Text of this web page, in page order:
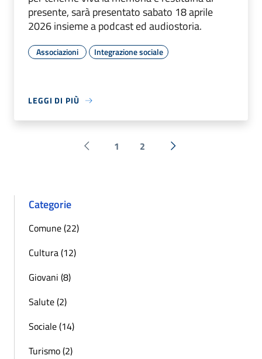
presente, sarà presentato sabato 18 aprile
2026 insieme a podcast ed audiostoria.
Associazioni Integrazione sociale
LEGGI DI PIÙ
Pagina precedente
1 2 Successiva »
Categorie
Comune (22)
Cultura (12)
Giovani (8)
Salute (2)
Sociale (14)
Turismo (2)